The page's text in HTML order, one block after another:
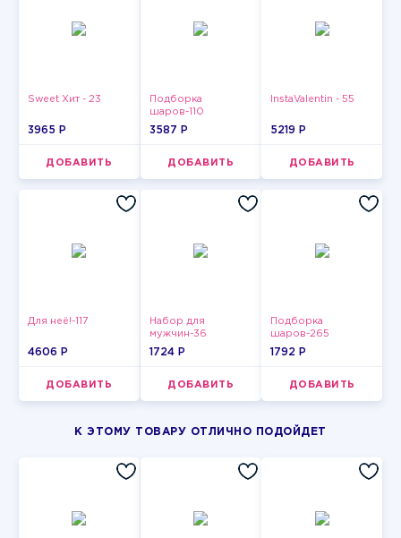
Sweet Хит - 23
3965 P
ДОБАВИТЬ
Подборка
шаров-110
3587 P
ДОБАВИТЬ
InstaValentin - 55
5219 P
ДОБАВИТЬ
Для неё!-117
4606 P
ДОБАВИТЬ
Набор для
мужчин-36
1724 P
ДОБАВИТЬ
Подборка
шаров-265
1792 P
ДОБАВИТЬ
К ЭТОМУ ТОВАРУ ОТЛИЧНО ПОДОЙДЕТ